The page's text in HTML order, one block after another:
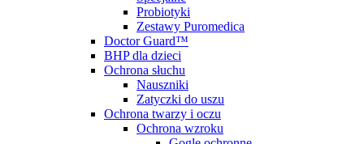
Probiotyki
Zestawy Puromedica
Doctor Guard™
BHP dla dzieci
Ochrona słuchu
Nauszniki
Zatyczki do uszu
Ochrona twarzy i oczu
Ochrona wzroku